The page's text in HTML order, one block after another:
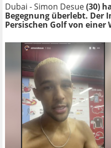
Dubai - Simon Desue(30)
Begegnung überlebt. Der
Persischen Golf von